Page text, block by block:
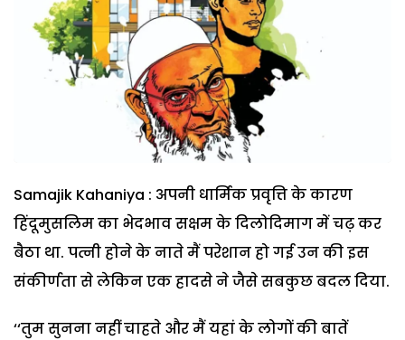
Samajik Kahaniya : अपनी धार्मिक प्रवृत्ति के कारण
हिंदूमुसलिम का भेदभाव सक्षम के दिलोदिमाग में चढ़ कर
बैठा था. पत्नी होने के नाते मैं परेशान हो गई उन की इस
संकीर्णता से लेकिन एक हादसे ने जैसे सबकुछ बदल दिया.
‘‘तुम सुनना नहीं चाहते और मैं यहां के लोगों की बातें